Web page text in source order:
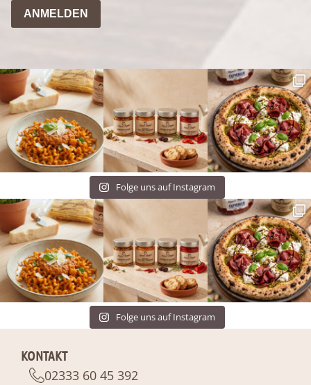
ANMELDEN
Folge uns auf Instagram
Folge uns auf Instagram
KONTAKT
02333 60 45 392